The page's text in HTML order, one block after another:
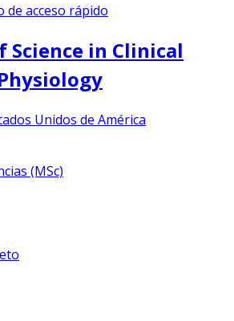
de acceso rápido
Science in Clinical
Unidos de América
(MSc)